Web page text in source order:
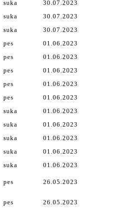
suka 30.07.2023
suka 30.07.2023
suka 30.07.2023
pes 01.06.2023
pes 01.06.2023
pes 01.06.2023
pes 01.06.2023
pes 01.06.2023
suka 01.06.2023
suka 01.06.2023
suka 01.06.2023
suka 01.06.2023
suka 01.06.2023
pes 26.05.2023
pes 26.05.2023